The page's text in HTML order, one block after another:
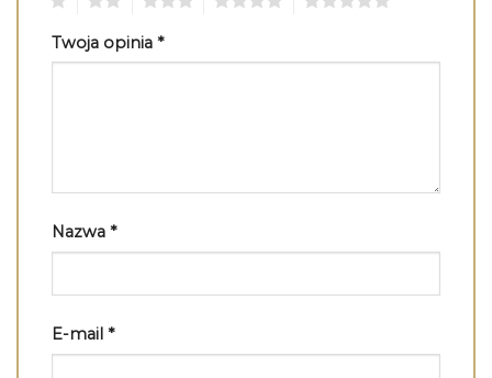
Twoja opinia *
Nazwa *
E-mail *